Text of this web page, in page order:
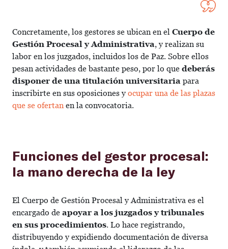
Concretamente, los gestores se ubican en el Cuerpo de
Gestión Procesal y Administrativa, y realizan su
labor en los juzgados, incluidos los de Paz. Sobre ellos
pesan actividades de bastante peso, por lo que deberás
disponer de una titulación universitaria para
inscribirte en sus oposiciones y ocupar una de las plazas
que se ofertan en la convocatoria.
Funciones del gestor procesal:
la mano derecha de la ley
El Cuerpo de Gestión Procesal y Administrativa es el
encargado de apoyar a los juzgados y tribunales
en sus procedimientos. Lo hace registrando,
distribuyendo y expidiendo documentación de diversa